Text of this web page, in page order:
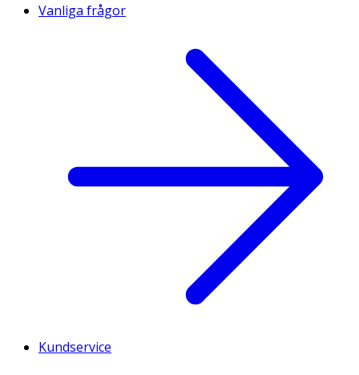
Vanliga frågor
Kundservice